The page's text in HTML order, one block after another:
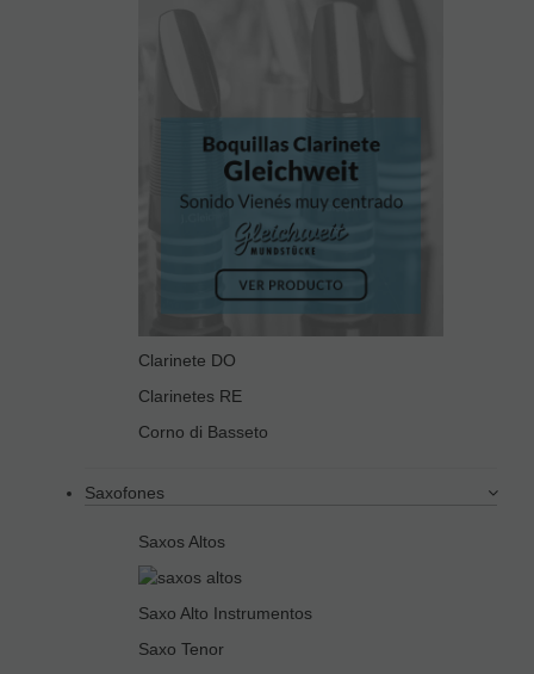
Clarinete DO
Clarinetes RE
Corno di Basseto
Saxofones
Saxos Altos
Saxo Alto Instrumentos
Saxo Tenor